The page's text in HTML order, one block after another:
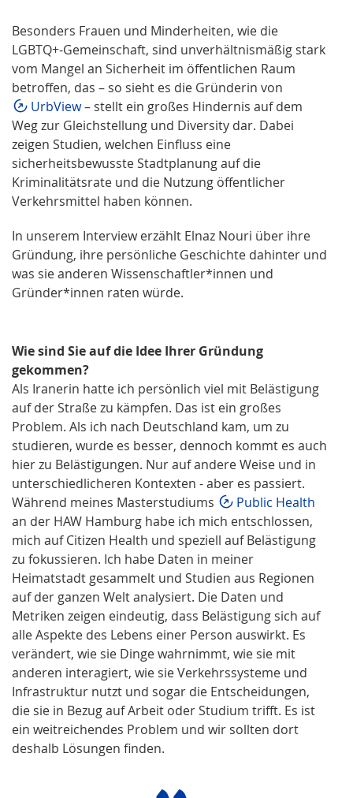
Besonders Frauen und Minderheiten, wie die
LGBTQ+-Gemeinschaft, sind unverhältnismäßig stark
vom Mangel an Sicherheit im öffentlichen Raum
betroffen, das – so sieht es die Gründerin von
UrbView– stellt ein großes Hindernis auf dem
Weg zur Gleichstellung und Diversity dar. Dabei
zeigen Studien, welchen Einfluss eine
sicherheitsbewusste Stadtplanung auf die
Kriminalitätsrate und die Nutzung öffentlicher
Verkehrsmittel haben können.
In unserem Interview erzählt Elnaz Nouri über ihre
Gründung, ihre persönliche Geschichte dahinter und
was sie anderen Wissenschaftler*innen und
Gründer*innen raten würde.
Wie sind Sie auf die Idee Ihrer Gründung
gekommen?
Als Iranerin hatte ich persönlich viel mit Belästigung
auf der Straße zu kämpfen. Das ist ein großes
Problem. Als ich nach Deutschland kam, um zu
studieren, wurde es besser, dennoch kommt es auch
hier zu Belästigungen. Nur auf andere Weise und in
unterschiedlicheren Kontexten - aber es passiert.
Während meines Masterstudiums
Public Health
an der HAW Hamburg habe ich mich entschlossen,
mich auf Citizen Health und speziell auf Belästigung
zu fokussieren. Ich habe Daten in meiner
Heimatstadt gesammelt und Studien aus Regionen
auf der ganzen Welt analysiert. Die Daten und
Metriken zeigen eindeutig, dass Belästigung sich auf
alle Aspekte des Lebens einer Person auswirkt. Es
verändert, wie sie Dinge wahrnimmt, wie sie mit
anderen interagiert, wie sie Verkehrssysteme und
Infrastruktur nutzt und sogar die Entscheidungen,
die sie in Bezug auf Arbeit oder Studium trifft. Es ist
ein weitreichendes Problem und wir sollten dort
deshalb Lösungen finden.